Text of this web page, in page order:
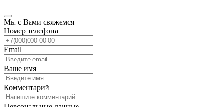
Мы с Вами свяжемся
Номер телефона
Email
Ваше имя
Комментарий